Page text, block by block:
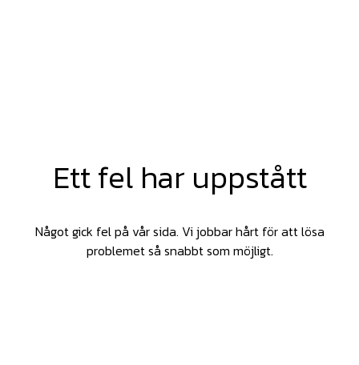
Ett fel har uppstått
Något gick fel på vår sida. Vi jobbar hårt för att lösa
problemet så snabbt som möjligt.